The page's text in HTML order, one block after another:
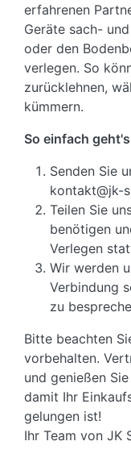
erfahrenen
Geräte sach-
oder den
verlegen. So
zurücklehnen,
kümmern.
So einfach
Senden Sie
kontakt@jk-
Teilen Sie
benötigen
Verlegen
Wir werden
Verbindung
zu
Bitte beachten
vorbehalten.
und genießen
damit Ihr
gelungen ist!
Ihr Team von JK